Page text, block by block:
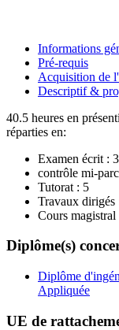
Informations
Pré-requis
Acquisition de
Descriptif &
40.5 heures en
réparties en:
Examen écrit : 3
contrôle mi-
Tutorat : 5
Travaux dirigés
Cours magistral
Diplôme(s)
Diplôme
Appliquée
UE de